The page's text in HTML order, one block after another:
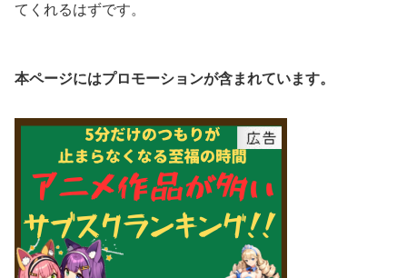
てくれるはずです。
本ページにはプロモーションが含まれています。